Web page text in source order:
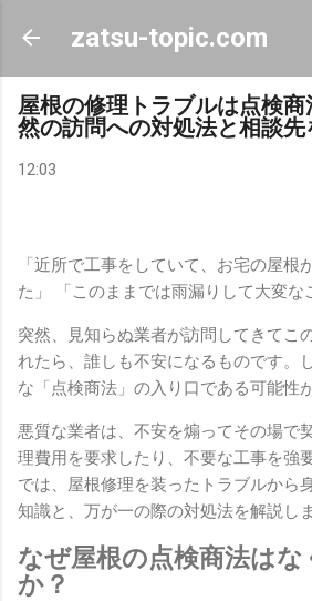
スキップしてメイン コンテ
zatsu-topic.com
屋根の修理トラブルは点検
然の訪問への対処法と相談先
12:03
「近所で工事をしていて、お宅の屋根
た」 「このままでは雨漏りして大変な
突然、見知らぬ業者が訪問してきてこ
れたら、誰しも不安になるものです。
な「点検商法」の入り口である可能性
悪質な業者は、不安を煽ってその場で
理費用を要求したり、不要な工事を強
では、屋根修理を装ったトラブルから
知識と、万が一の際の対処法を解説しま
なぜ屋根の点検商法は
か？